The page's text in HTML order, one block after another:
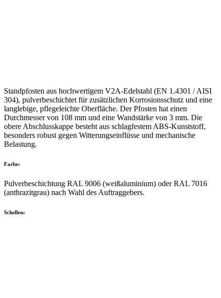
Standpfosten aus hochwertigem V2A-Edelstahl (EN 1.4301 / AISI
304), pulverbeschichtet für zusätzlichen Korrosionsschutz und eine
langlebige, pflegeleichte Oberfläche. Der Pfosten hat einen
Durchmesser von 108 mm und eine Wandstärke von 3 mm. Die
obere Abschlusskappe besteht aus schlagfestem ABS-Kunststoff,
besonders robust gegen Witterungseinflüsse und mechanische
Belastung.
Farbe:
Pulverbeschichtung RAL 9006 (weißaluminium) oder RAL 7016
(anthrazitgrau) nach Wahl des Auftraggebers.
Schellen: